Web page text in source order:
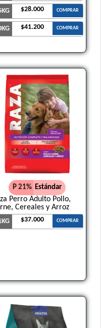
$28.000 COMPRAR
$41.200 COMPRAR
P 21% Estándar
Perro Adulto Pollo,
Cereales y Arroz
$37.000 COMPRAR